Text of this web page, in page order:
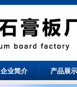
企业简介 产品展示